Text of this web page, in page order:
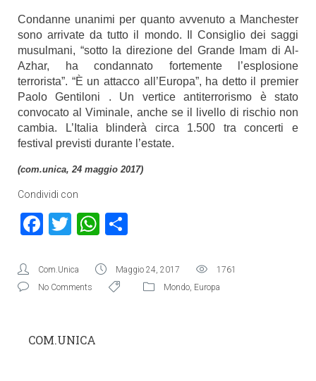
Condanne unanimi per quanto avvenuto a Manchester
sono arrivate da tutto il mondo. Il Consiglio dei saggi
musulmani, “sotto la direzione del Grande Imam di Al-
Azhar, ha condannato fortemente l’esplosione
terrorista”. “È un attacco all’Europa”, ha detto il premier
Paolo Gentiloni . Un vertice antiterrorismo è stato
convocato al Viminale, anche se il livello di rischio non
cambia. L’Italia blinderà circa 1.500 tra concerti e
festival previsti durante l’estate.
(com.unica, 24 maggio 2017)
Condividi con
Facebook
TwitterWhatsApp
Com.Unica Maggio 24, 2017
1761
No Comments
Mondo, Europa
COM.UNICA